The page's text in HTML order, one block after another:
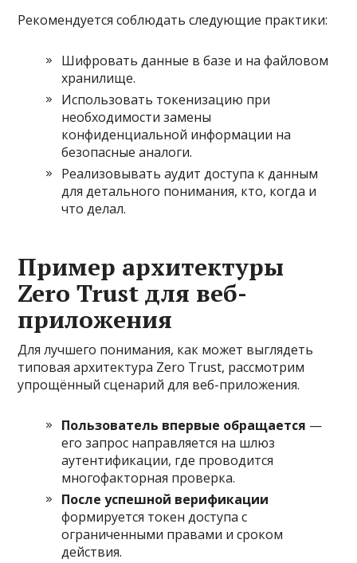
Рекомендуется соблюдать следующие практики:
Шифровать данные в базе и на файловом
хранилище.
Использовать токенизацию при
необходимости замены
конфиденциальной информации на
безопасные аналоги.
Реализовывать аудит доступа к данным
для детального понимания, кто, когда и
что делал.
Пример архитектуры
Zero Trust для веб-
приложения
Для лучшего понимания, как может выглядеть
типовая архитектура Zero Trust, рассмотрим
упрощённый сценарий для веб-приложения.
Пользователь впервые обращается —
его запрос направляется на шлюз
аутентификации, где проводится
многофакторная проверка.
После успешной верификации
формируется токен доступа с
ограниченными правами и сроком
действия.